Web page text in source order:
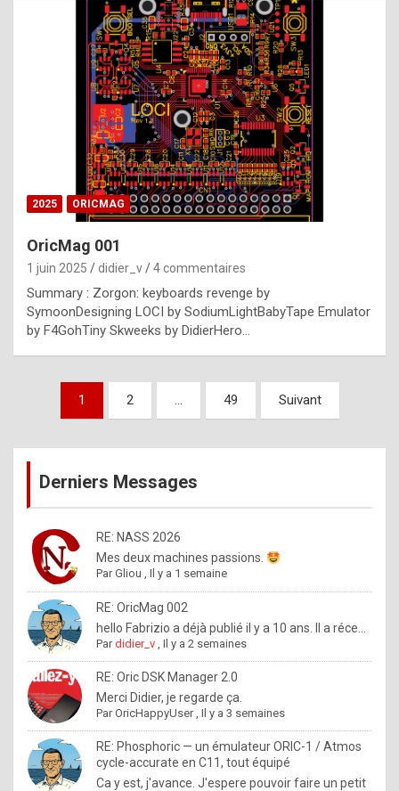
b
e
s
t
p
h
o
n
y
l
e
x
a
%
a
d
e
b
y
R
o
l
e
2025 ORICMAG
OricMag 001
1 juin 2025 didier_v 4 commentaires
Summary : Zorgon: keyboards revenge by
SymoonDesigning LOCI by SodiumLightBabyTape Emulator
by F4GohTiny Skweeks by DidierHero…
Pagination
publications
1 2 … 49 Suivant
Derniers Messages
RE: NASS 2026
Mes deux machines passions.
ParGliou ,Il y a 1 semaine
RE: OricMag 002
hello Fabrizio a déjà publié il y a 10 ans. Il a réce...
Pardidier_v ,Il y a 2 semaines
RE: Oric DSK Manager 2.0
Merci Didier, je regarde ça.
ParOricHappyUser,Il y a 3 semaines
RE: Phosphoric — un émulateur ORIC-1 / Atmos
cycle-accurate en C11, tout équipé
Ca y est, j'avance. J'espere pouvoir faire un petit